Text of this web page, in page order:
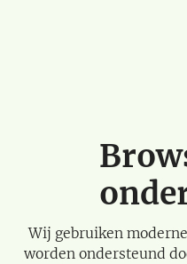
Wij gebruiken
worden ondersteund